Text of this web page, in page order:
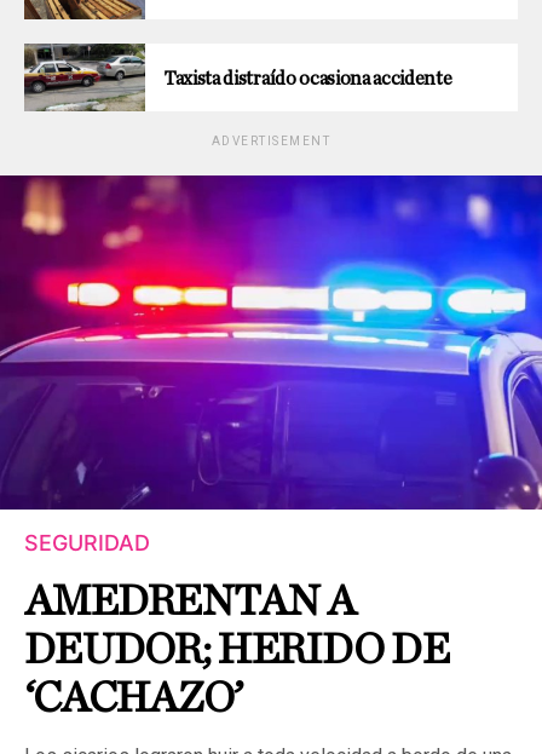
Taxista distraído ocasiona accidente
ADVERTISEMENT
SEGURIDAD
AMEDRENTAN A
DEUDOR; HERIDO DE
‘CACHAZO’